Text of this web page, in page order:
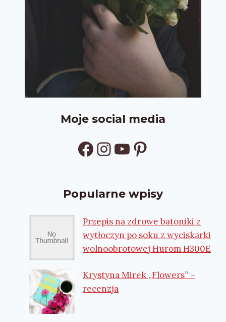
Moje social media
Facebook
Instagram
YouTube
Pinterest
Popularne wpisy
Przepis na zdrowe batoniki z
wytłoczyn po soku z wyciskarki
wolnoobrotowej Hurom H300E
Krystyna Mirek „Flowers” –
recenzja